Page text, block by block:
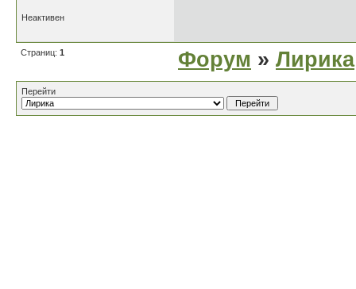
Неактивен
Страниц: 1 Форум » Лирика
Перейти